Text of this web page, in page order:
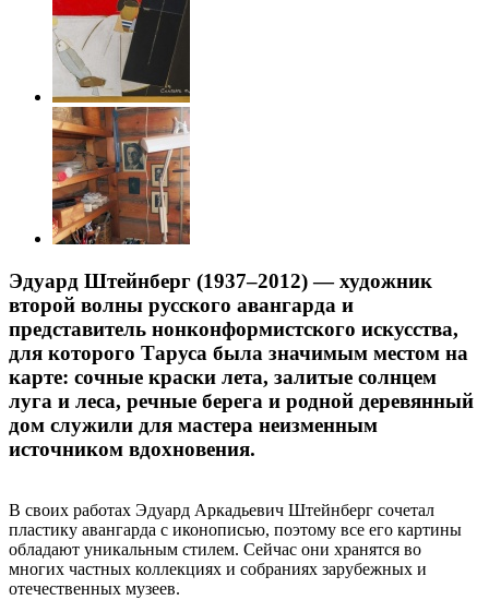
Эдуард Штейнберг (1937–2012) — художник
второй волны русского авангарда и
представитель нонконформистского искусства,
для которого Таруса была значимым местом на
карте: сочные краски лета, залитые солнцем
луга и леса, речные берега и родной деревянный
дом служили для мастера неизменным
источником вдохновения.
В своих работах Эдуард Аркадьевич Штейнберг сочетал
пластику авангарда с иконописью, поэтому все его картины
обладают уникальным стилем. Сейчас они хранятся во
многих частных коллекциях и собраниях зарубежных и
отечественных музеев.